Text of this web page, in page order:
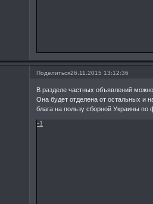
Поделиться26.11.2015 13:12:36
В разделе частных объявлений
Она будет отделена от остальных и
блага на пользу сборной Украины по
-1